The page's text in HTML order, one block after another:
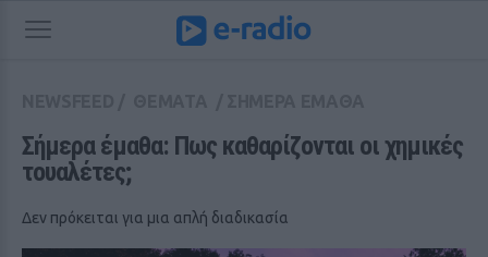
Σήμερα έμαθα: Πως καθαρίζονται οι χημικές
τουαλέτες;
Δεν πρόκειται για μια απλή διαδικασία